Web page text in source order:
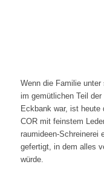
Wenn die Familie
im gemütlichen Teil
Eckbank war, ist
COR mit feinstem
raumideen-Schreinerei
gefertigt, in dem alles
würde.